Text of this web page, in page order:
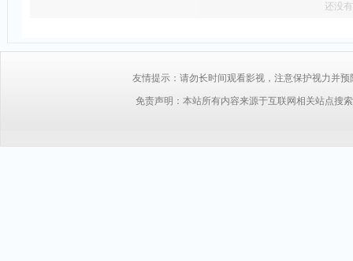
还没
友情提示：请勿长时间观看影视，注意保护视力并
免责声明：本站所有内容来源于互联网相关站点搜